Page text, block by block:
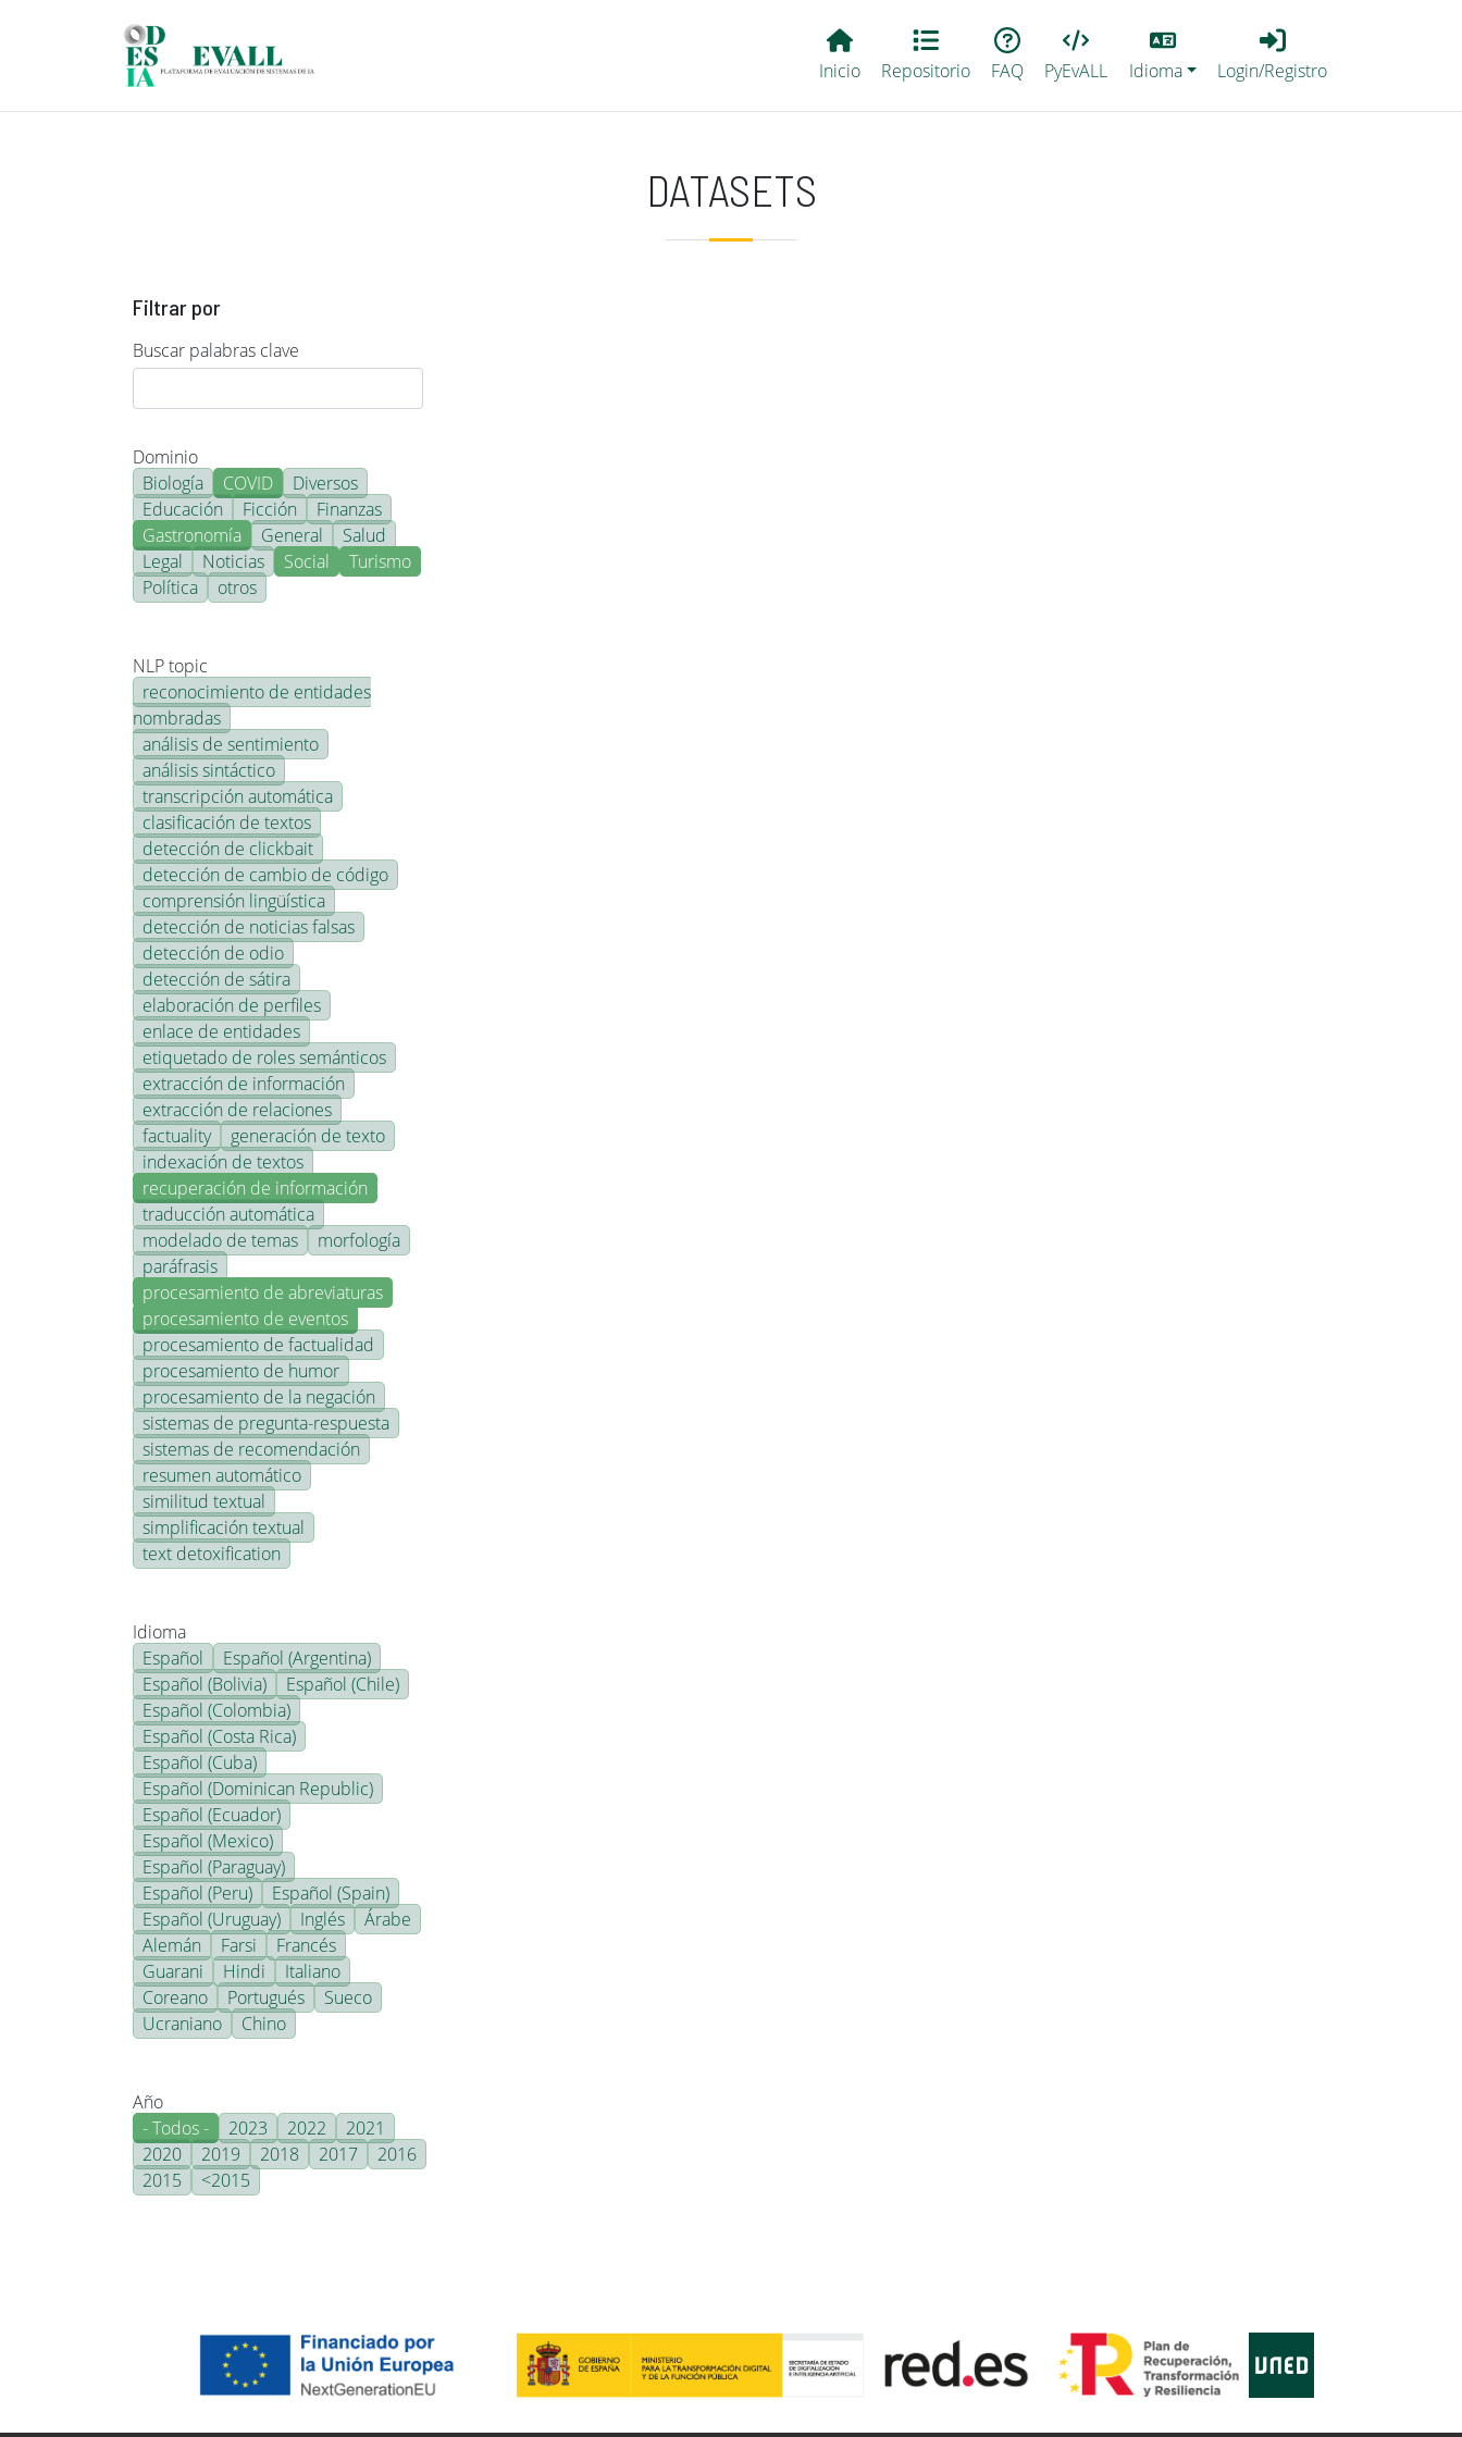
Main EvALL
Inicio Repositorio FAQ PyEvALL
Lang
Idioma
Login_Registro
Login/Registro
DATASETS
Filtrar por
Buscar palabras clave
Dominio
Biología
COVID
Diversos
Educación
Ficción
Finanzas
Gastronomía
General
Salud
Legal
Noticias Social
Turismo
Política
otros
NLP topic
reconocimiento de entidades
nombradas
análisis de sentimiento
análisis sintáctico
transcripción automática
clasificación de textos
detección de clickbait
detección de cambio de código
comprensión lingüística
detección de noticias falsas
detección de odio
detección de sátira
elaboración de perfiles
enlace de entidades
etiquetado de roles semánticos
extracción de información
extracción de relaciones
factuality
generación de texto
indexación de textos
recuperación de información
traducción automática
modelado de temas
morfología
paráfrasis
procesamiento de abreviaturas
procesamiento de eventos
procesamiento de factualidad
procesamiento de humor
procesamiento de la negación
sistemas de pregunta-respuesta
sistemas de recomendación
resumen automático
similitud textual
simplificación textual
text detoxification
Idioma
Español
Español (Argentina)
Español (Bolivia)
Español (Chile)
Español (Colombia)
Español (Costa Rica)
Español (Cuba)
Español (Dominican Republic)
Español (Ecuador)
Español (Mexico)
Español (Paraguay)
Español (Peru)
Español (Spain)
Español (Uruguay)
Inglés
Árabe
Alemán
Farsi
Francés
Guarani
Hindi
Italiano
Coreano
Portugués
Sueco
Ucraniano
Chino
Año
- Todos -
2023 2022
2021
2020
2019 2018 2017
2016
2015
<2015